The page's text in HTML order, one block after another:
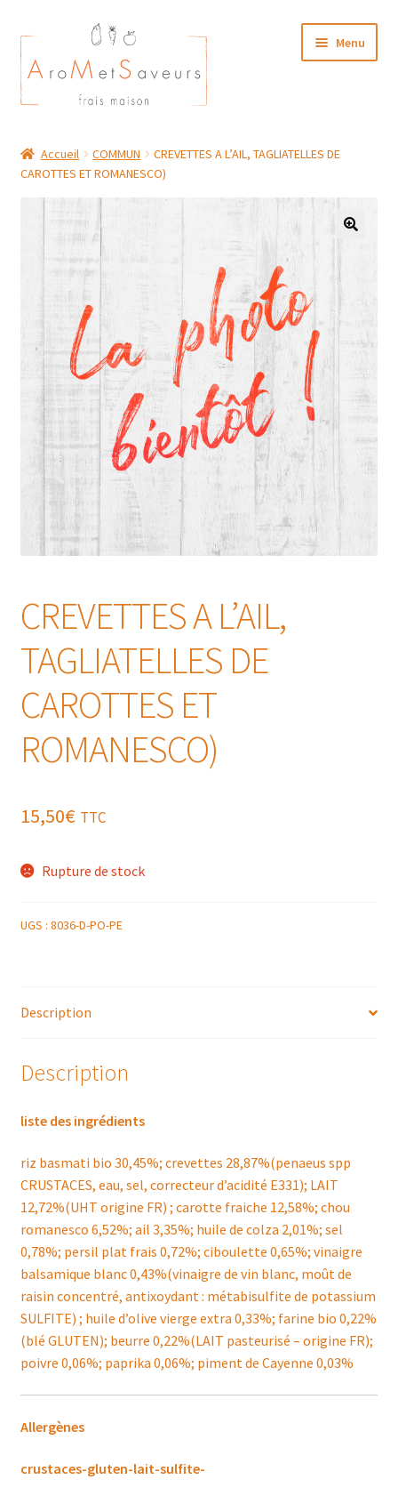
Aller
à
la
navigation
Aller
au
contenu
Menu
Plat du Jour/ Menu Week end
NOS BOUTIQUES
MON COMPTE
Accueil COMMUN
CREVETTES A L’AIL, TAGLIATELLES DE
CAROTTES ET ROMANESCO)
CREVETTES A L’AIL,
TAGLIATELLES DE
CAROTTES ET
ROMANESCO)
15,50€ TTC
Rupture de stock
UGS : 8036-D-PO-PE
Description
Description
liste des ingrédients
riz basmati bio 30,45%; crevettes 28,87%(penaeus spp
CRUSTACES, eau, sel, correcteur d’acidité E331); LAIT
12,72%(UHT origine FR) ; carotte fraiche 12,58%; chou
romanesco 6,52%; ail 3,35%; huile de colza 2,01%; sel
0,78%; persil plat frais 0,72%; ciboulette 0,65%; vinaigre
balsamique blanc 0,43%(vinaigre de vin blanc, moût de
raisin concentré, antixoydant : métabisulfite de potassium
SULFITE) ; huile d’olive vierge extra 0,33%; farine bio 0,22%
(blé GLUTEN); beurre 0,22%(LAIT pasteurisé – origine FR);
poivre 0,06%; paprika 0,06%; piment de Cayenne 0,03%
Allergènes
crustaces-gluten-lait-sulfite-